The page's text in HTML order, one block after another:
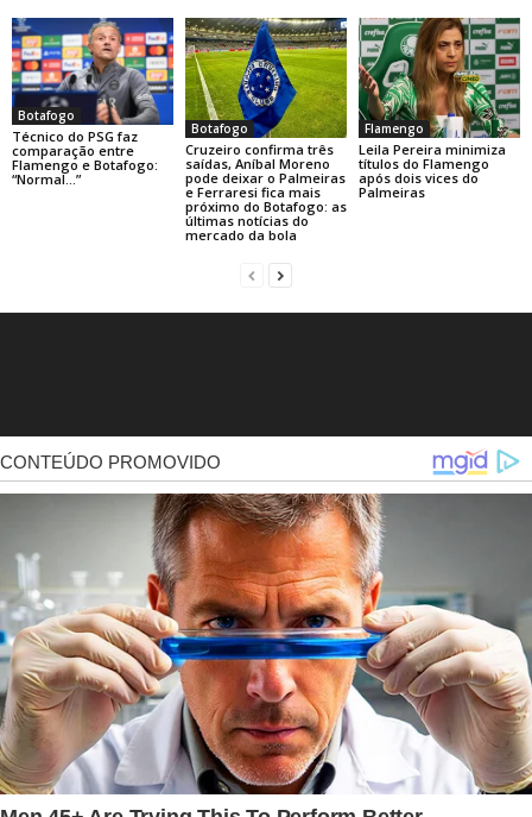
Botafogo
Técnico do PSG faz
comparação entre
Flamengo e Botafogo:
“Normal…”
Botafogo
Cruzeiro confirma três
saídas, Aníbal Moreno
pode deixar o Palmeiras
e Ferraresi fica mais
próximo do Botafogo: as
últimas notícias do
mercado da bola
Flamengo
Leila Pereira minimiza
títulos do Flamengo
após dois vices do
Palmeiras